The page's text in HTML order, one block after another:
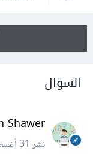
السؤال
Shawer
نشر31 أغسطس 2019